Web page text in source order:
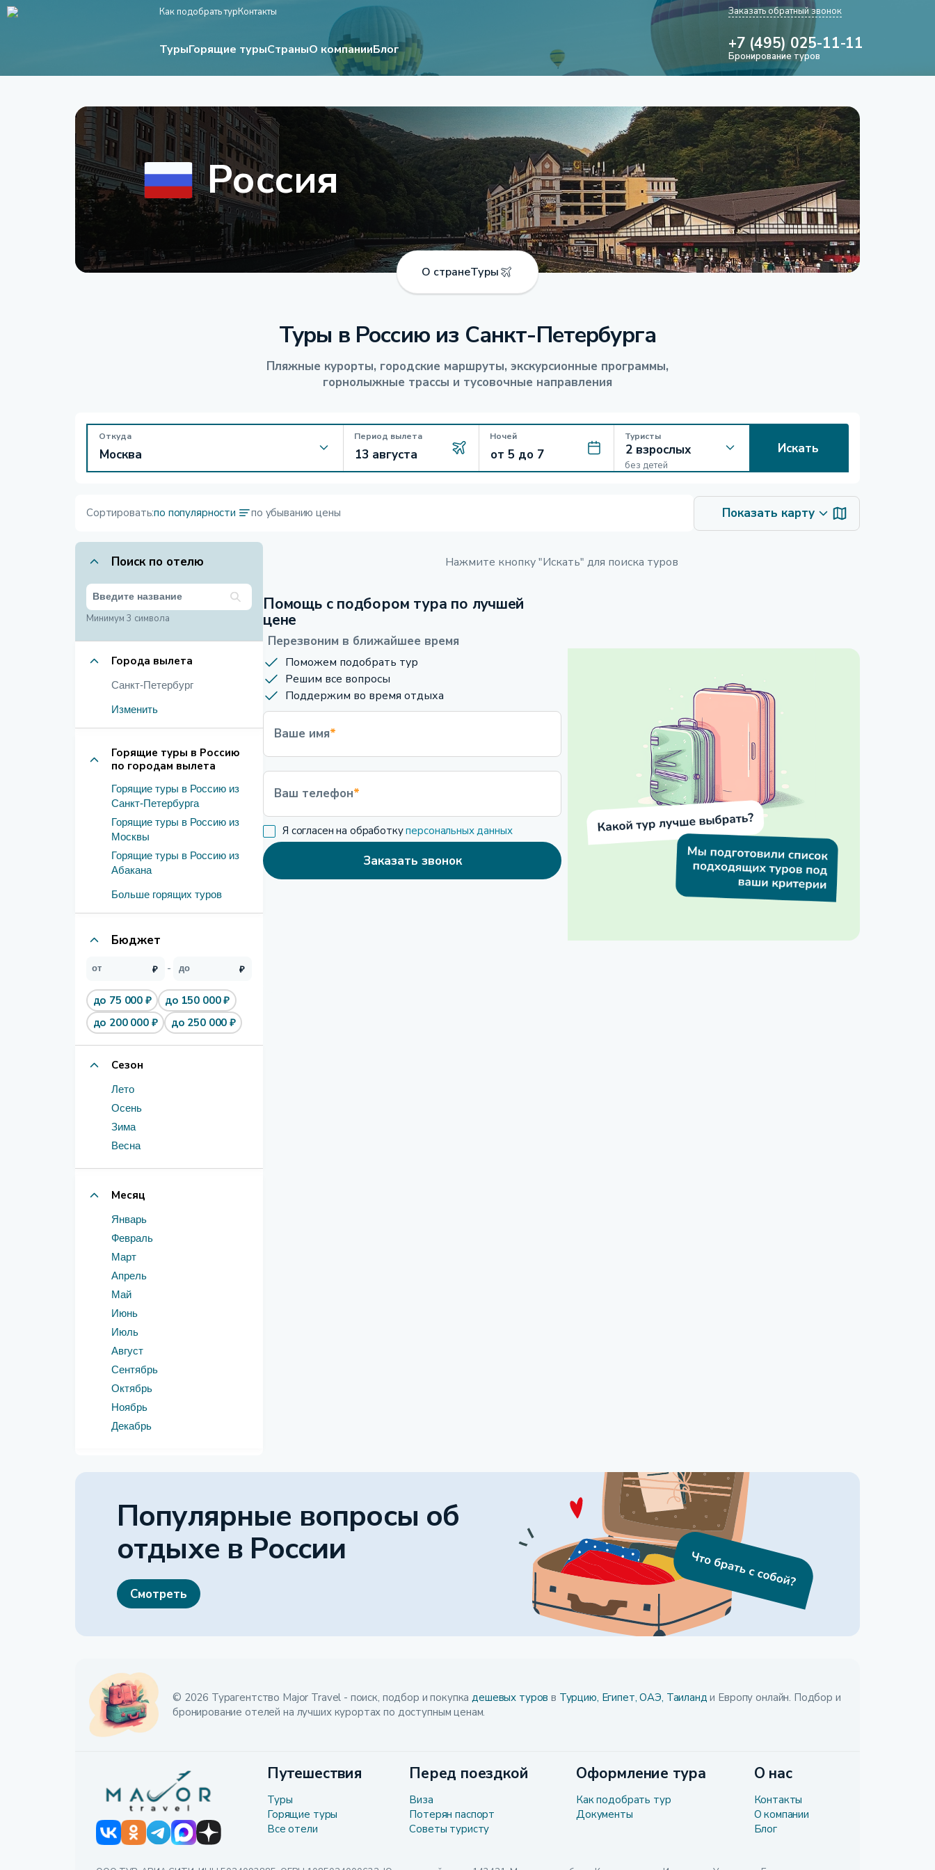
Как подобрать турКонтакты
ТурыГорящие турыСтраныО компанииБлог
Заказать обратный звонок
+7 (495) 025-11-11
Бронирование туров
Россия
О странеТуры
Туры в Россию из Санкт-Петербурга
Пляжные курорты, городские маршруты, экскурсионные программы,
горнолыжные трассы и тусовочные направления
Откуда Период вылета Ночей Туристы
без детей
Искать
Сортировать:по популярности по убыванию цены Показать карту
Поиск по отелю
Минимум 3 символа
Города вылета
Санкт-Петербург
Изменить
Горящие туры в Россию
по городам вылета
Горящие туры в Россию из
Санкт-Петербурга
Горящие туры в Россию из
Москвы
Горящие туры в Россию из
Абакана
Больше горящих туров
Бюджет
до 75 000 ₽
до 150 000 ₽
до 200 000 ₽
до 250 000 ₽
Сезон
Лето
Осень
Зима
Весна
Месяц
Январь
Февраль
Март
Апрель
Май
Июнь
Июль
Август
Сентябрь
Октябрь
Ноябрь
Декабрь
Нажмите кнопку "Искать" для поиска туров
Помощь с подбором тура по лучшей
цене
Перезвоним в ближайшее время
Поможем подобрать тур
Решим все вопросы
Поддержим во время отдыха
Ваше имя*
Ваш телефон*
Я согласен на обработкуперсональных данных
Заказать звонок
Популярные вопросы об
отдыхе в России
Смотреть
© 2026 Турагентство Major Travel - поиск, подбор и покупкадешевых туров в Турцию, Египет, ОАЭ, Таиланд и Европу онлайн. Подбор и
бронирование отелей на лучших курортах по доступным ценам.
Путешествия
Туры
Горящие туры
Все отели
Перед поездкой
Виза
Потерян паспорт
Советы туристу
Оформление тура
Как подобрать тур
Документы
О нас
Контакты
О компании
Блог